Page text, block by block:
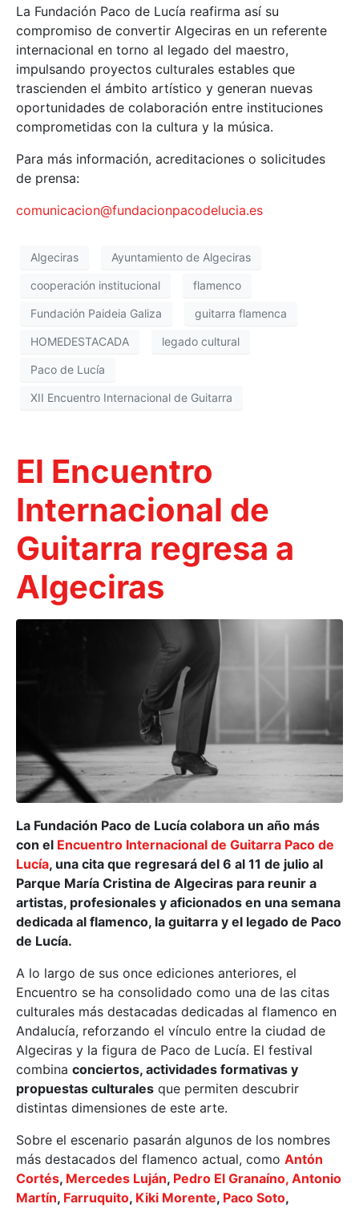
La Fundación Paco de Lucía reafirma así su
compromiso de convertir Algeciras en un referente
internacional en torno al legado del maestro,
impulsando proyectos culturales estables que
trascienden el ámbito artístico y generan nuevas
oportunidades de colaboración entre instituciones
comprometidas con la cultura y la música.
Para más información, acreditaciones o solicitudes
de prensa:
comunicacion@fundacionpacodelucia.es
Algeciras Ayuntamiento de Algeciras
cooperación institucional flamenco
Fundación Paideia Galiza guitarra flamenca
HOMEDESTACADA legado cultural
Paco de Lucía
XII Encuentro Internacional de Guitarra
El Encuentro
Internacional de
Guitarra regresa a
Algeciras
La Fundación Paco de Lucía colabora un año más
con el Encuentro Internacional de Guitarra Paco de
Lucía, una cita que regresará del 6 al 11 de julio al
Parque María Cristina de Algeciras para reunir a
artistas, profesionales y aficionados en una semana
dedicada al flamenco, la guitarra y el legado de Paco
de Lucía.
A lo largo de sus once ediciones anteriores, el
Encuentro se ha consolidado como una de las citas
culturales más destacadas dedicadas al flamenco en
Andalucía, reforzando el vínculo entre la ciudad de
Algeciras y la figura de Paco de Lucía. El festival
combina conciertos, actividades formativas y
propuestas culturales que permiten descubrir
distintas dimensiones de este arte.
Sobre el escenario pasarán algunos de los nombres
más destacados del flamenco actual, como Antón
Cortés, Mercedes Luján, Pedro El Granaíno, Antonio
Martín, Farruquito, Kiki Morente, Paco Soto,